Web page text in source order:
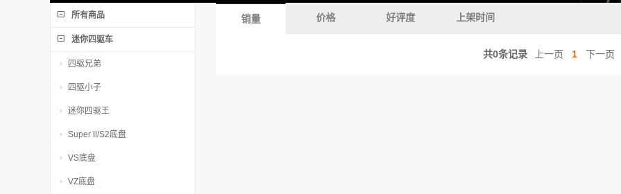
所有商品
迷你四驱车
四驱兄弟
四驱小子
迷你四驱王
Super II/S2底盘
VS底盘
VZ底盘
销量 价格 好评度 上架时间
共0条记录 上一页 1 下一页